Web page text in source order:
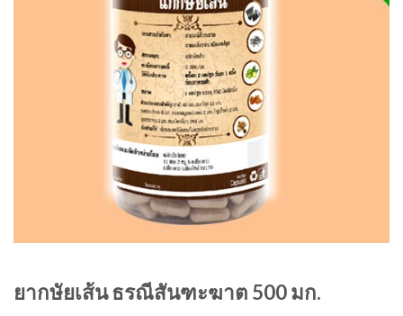
ยากษัยเส้น ธรณีสันฑะฆาต 500 มก.